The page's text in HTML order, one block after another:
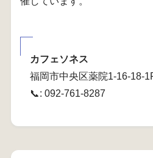
カフェソネス
福岡市中央区薬院1-16-18-
📞: 092-761-8287